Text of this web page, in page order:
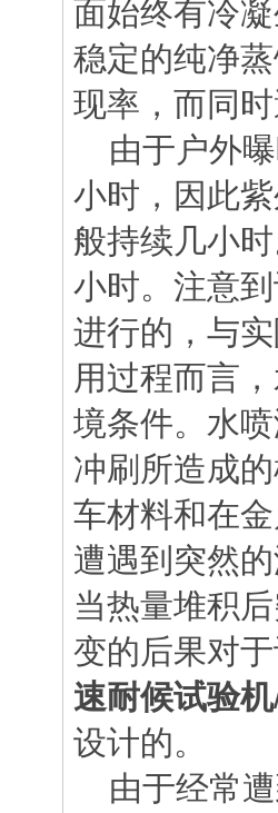
面始终有冷
稳定的纯净
现率，而同
由于户外曝
小时，因此
般持续几小
小时。注意
进行的，与
用过程而言
境条件。水
冲刷所造成
车材料和在
遭遇到突然
当热量堆积
变的后果对
速耐候试验机
设计的。
由于经常遭